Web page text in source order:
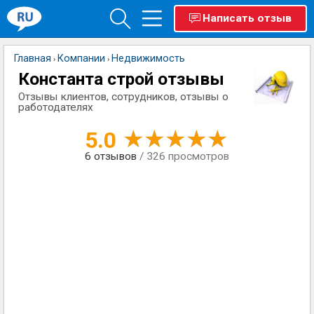
Написать отзыв
Главная › Компании › Недвижимость
Константа строй отзывы
Отзывы клиентов, сотрудников, отзывы о
работодателях
5.0
6 отзывов / 326 просмотров